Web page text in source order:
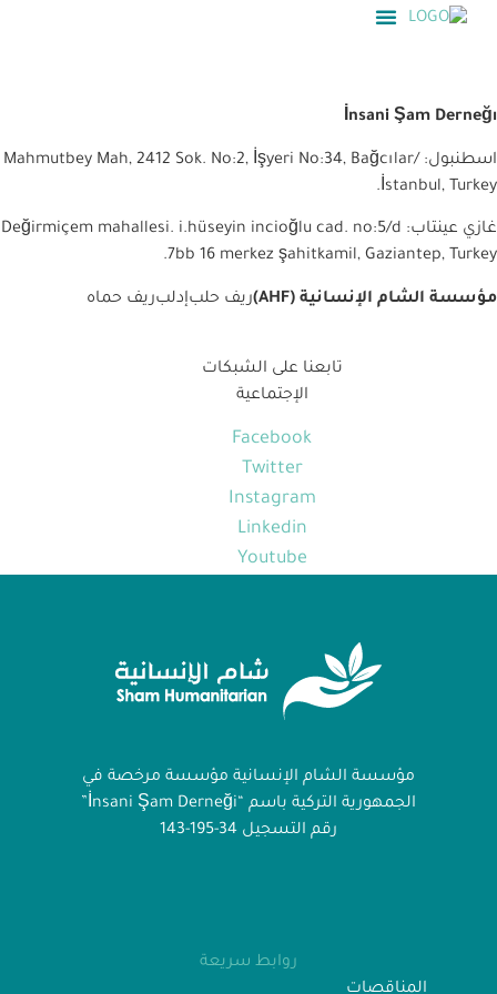
İnsani Şam Derneğı
اسطنبول: Mahmutbey Mah, 2412 Sok. No:2, İşyeri No:34, Bağcılar/
İstanbul, Turkey.
غازي عينتاب: Değirmiçem mahallesi. i.hüseyin incioğlu cad. no:5/d
7bb 16 merkez şahitkamil, Gaziantep, Turkey.
مؤسسة الشام الإنسانية (AHF) ريف حلبإدلبريف حماه
تابعنا على الشبكات
الإجتماعية
Facebook
Twitter
Instagram
Linkedin
Youtube
مؤسسة الشام الإنسانية مؤسسة مرخصة في
الجمهورية التركية باسم “İnsani Şam Derneği”
رقم التسجيل 34-195-143
روابط سريعة
المناقصات